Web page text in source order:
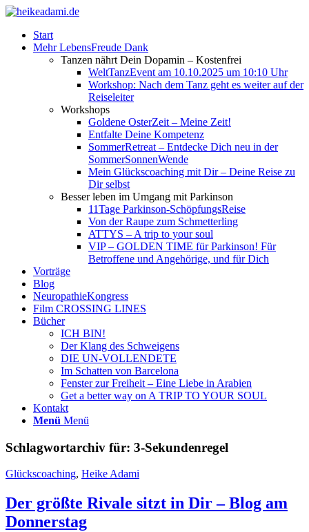
Start
Mehr LebensFreude Dank
Tanzen nährt Dein Dopamin – Kostenfrei
WeltTanzEvent am 10.10.2025 um 10:10 Uhr
Workshop: Nach dem Tanz geht es weiter auf der
Reiseleiter
Workshops
Goldene OsterZeit – Meine Zeit!
Entfalte Deine Kompetenz
SommerRetreat – Entdecke Dich neu in der
SommerSonnenWende
Mein Glückscoaching mit Dir – Deine Reise zu
Dir selbst
Besser leben im Umgang mit Parkinson
11Tage Parkinson-SchöpfungsReise
Von der Raupe zum Schmetterling
ATTYS – A trip to your soul
VIP – GOLDEN TIME für Parkinson! Für
Betroffene und Angehörige, und für Dich
Vorträge
Blog
NeuropathieKongress
Film CROSSING LINES
Bücher
ICH BIN!
Der Klang des Schweigens
DIE UN-VOLLENDETE
Im Schatten von Barcelona
Fenster zur Freiheit – Eine Liebe in Arabien
Get a better way on A TRIP TO YOUR SOUL
Kontakt
Menü Menü
Schlagwortarchiv für: 3-Sekundenregel
Glückscoaching, Heike Adami
Der größte Rivale sitzt in Dir – Blog am
Donnerstag